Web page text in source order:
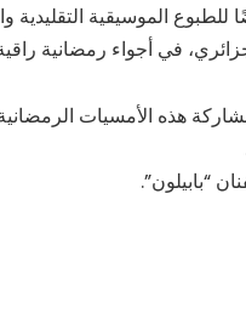
الموسيقية التقليدية
في أجواء رمضانية
هذه الأمسيات
“بابيلون”.